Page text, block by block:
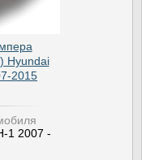
Hyundai
2015
1 2007 -